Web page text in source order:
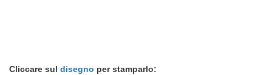
Cliccare sul disegno per stamparlo: